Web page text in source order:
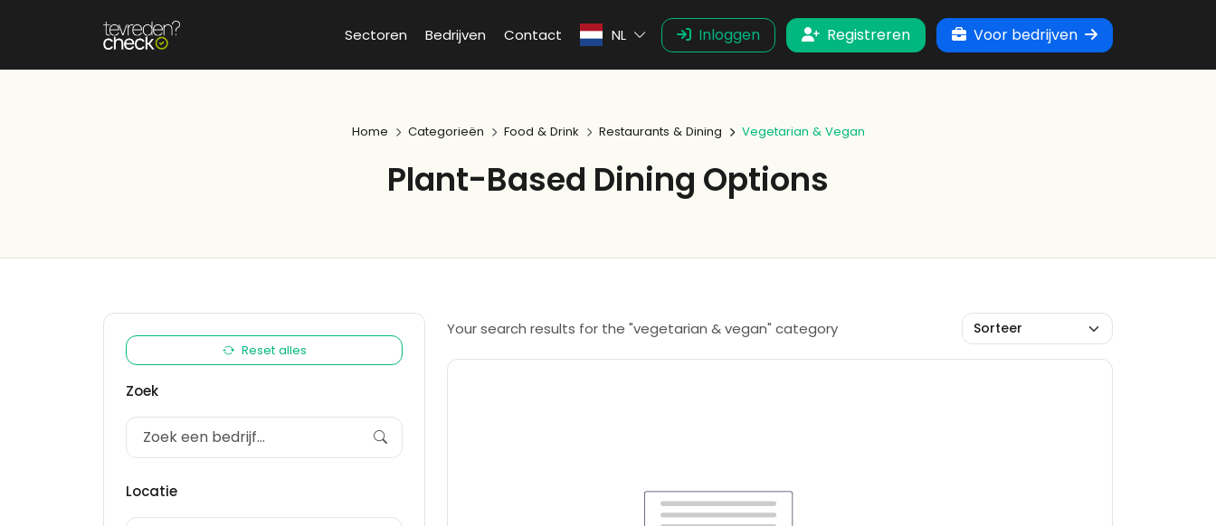
Sectoren Bedrijven Contact NL Inloggen Registreren Voor bedrijven
Home Categorieën Food & Drink Restaurants & Dining Vegetarian & Vegan
Plant-Based Dining Options
Reset alles
Zoek
Locatie
Your search results for the "vegetarian & vegan" category